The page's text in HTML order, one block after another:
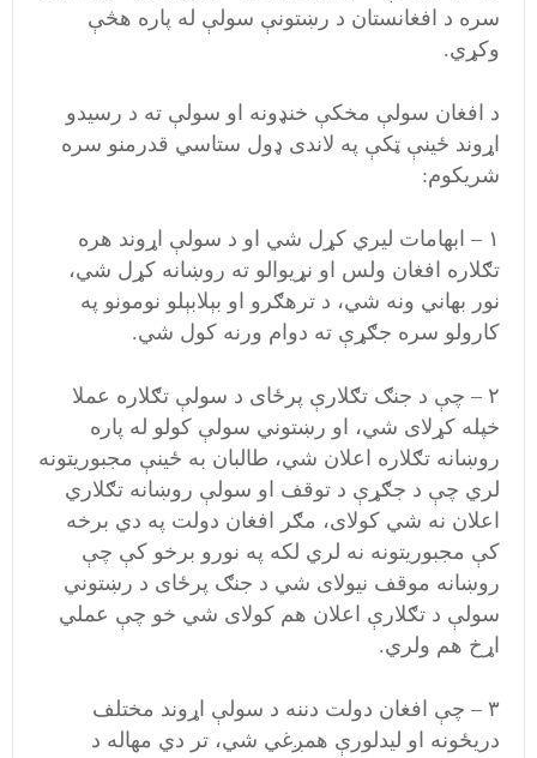
سره د افغانستان د رښتونې سولې له پاره هڅې
وکړي.
د افغان سولې مخکې خنډونه او سولې ته د رسیدو
اړوند ځينې ټکې په لاندی ډول ستاسي قدرمنو سره
شریکوم:
۱ – ابهامات لیري کړل شي او د سولې اړوند هره
تګلاره افغان ولس او نړیوالو ته روښانه کړل شي،
نور بهاني ونه شي، د ترهګرو او بېلابېلو نومونو په
کارولو سره جګړې ته دوام ورنه کول شي.
۲ – چې د جنګ تګلارې پرځای د سولې تګلاره عملا
خپله کړلای شي، او رښتوني سولې کولو له پاره
روښانه تګلاره اعلان شي، طالبان به ځينې مجبوریتونه
لري چې د جګړې د توقف او سولې روښانه تګلاري
اعلان نه شي کولای، مګر افغان دولت په دي برخه
کې مجبوریتونه نه لري لکه په نورو برخو کې چې
روښانه موقف نیولای شي د جنګ پرځای د رښتوني
سولې د تګلارې اعلان هم کولای شي خو چې عملي
اړخ هم ولري.
۳ – چې افغان دولت دننه د سولې اړوند مختلف
دریځونه او لیدلورې همږغي شي، تر دي مهاله د